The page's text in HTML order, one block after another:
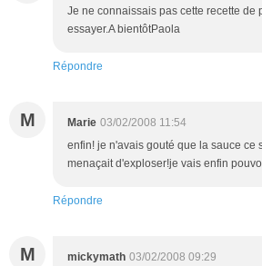
Je ne connaissais pas cette recette de
essayer.A bientôtPaola
Répondre
M Marie 03/02/2008 11:54
enfin! je n'avais gouté que la sauce ce
menaçait d'exploser!je vais enfin
Répondre
M mickymath 03/02/2008 09:29